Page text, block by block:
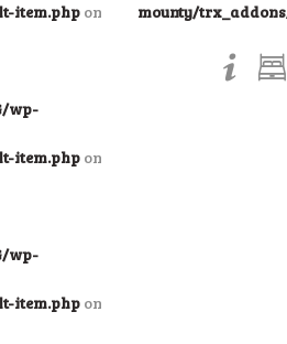
item.php on
wp-
item.php on
wp-
item.php on
mounty/